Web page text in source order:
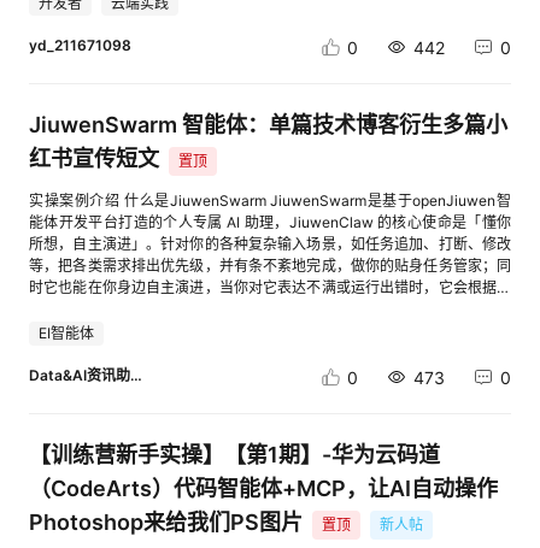
相关链接： [1] obsfs 开源 GitHub 仓库：cid:link_5[2] obsfs 官方工具指
南：cid:link_3[3] 挂载对象存储桶详细指导：cid:link_4
模型路由规则和KV Connector感知，包含感知Prefill、Decode不同角色的
工作负载，以及传输层的流量策略。 cat <<EOF | kubectl apply -f -
apiVersion: networking.serving.volcano.sh/v1alpha1 kind: ModelRoute
modelServerName: "deepseekv4-pd" --- apiVersion:
networking.serving.volcano.sh/v1alpha1 kind: ModelServer metadata:
name: deepseekv4-pd namespace: default spec: inferenceEngine:
vLLM model: "deepseek_v4" workloadPort: port: 7100 protocol: http
workloadSelector: matchLabels: modelserving.volcano.sh/name:
deepseekv4-pd pdGroup: groupKey: "modelserving.volcano.sh/group-
name" prefillLabels: modelserving.volcano.sh/role: prefill decodeLabels:
modelserving.volcano.sh/role: decode trafficPolicy: timeout: "300s"
retry: attempts: 3 retryInterval: "150ms" kvConnector: type: mooncake
完成。您可以通过调用 Chat API 来测试预填充和解码服务是否正常通信：
curl --location 'http://${ENDPOINT}/v1/chat/completions' \ --header
'Content-Type: application/json' \ --data '{ "model": "deepseek_v4",
Router入口的IP 地址和端口。) 如果收到正确的响应文本，即表明预填充服
务已成功将生成的 KV 缓存通过底层通信层传输给解码服务，分离推理架构
正在按预期高效工作。 ▍结 语 随着各类推理框架对 PD 分离和 KVCache
优化的持续跟进，分布式推理架构的落地标准正在不断提高。Kthena 通过
集成 Mooncake 并结合昇腾 NPU 的硬件级优化，为开发者提供了一个开箱
募问卷：①点击链接 ②扫码下方二维码 [进入帖子详情页查看图片]
yd_211671098 0 442 0
JiuwenSwarm 智能体：单篇技术博客衍生多篇小
红书宣传短文
置顶
实操案例介绍 什么是JiuwenSwarm JiuwenSwarm是基于openJiuwen智
能体开发平台打造的个人专属 AI 助理，JiuwenClaw 的核心使命是「懂你
所想，自主演进」。针对你的各种复杂输入场景，如任务追加、打断、修改
等，把各类需求排出优先级，并有条不紊地完成，做你的贴身任务管家；同
时它也能在你身边自主演进，当你对它表达不满或运行出错时，它会根据你
导开发者从零开始，完成JiuwenSwarm的安装，并使用technical-blog-
AI智能体辅助办公的全流程。 应用场景 在办公场景中，宣传推文编写是常
动化生成，大幅提升宣传效率。 解决的问题 效率问题：传统宣发推文制作
耗时耗力，资料调研往往需要数小时甚至数天 内容问题：缺乏专业资料支
撑，内容空洞或存在信息偏差 开发者收获 完成本案例实操后，开发者将获
得： 1. 一份可直接使用的小红书宣发流程：指定主题，自动完成小红书推文
撰写与发布 2. AI办公思维：理解智能体辅助办公的工作模式，可迁移到其他
EI智能体
Data&AI资讯助手 0 473 0
【训练营新手实操】【第1期】-华为云码道
（CodeArts）代码智能体+MCP，让AI自动操作
Photoshop来给我们PS图片
置顶 新人帖